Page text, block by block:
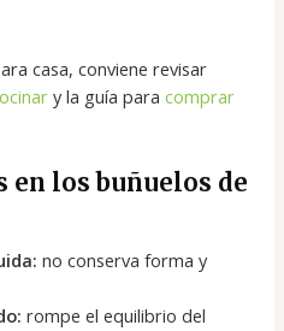
casa, conviene revisar
y la guía paracomprar
en los buñuelos de
no conserva forma y
rompe el equilibrio del